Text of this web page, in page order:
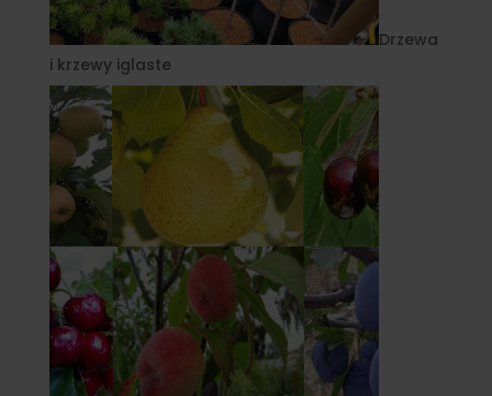
Drzewa
i krzewy iglaste